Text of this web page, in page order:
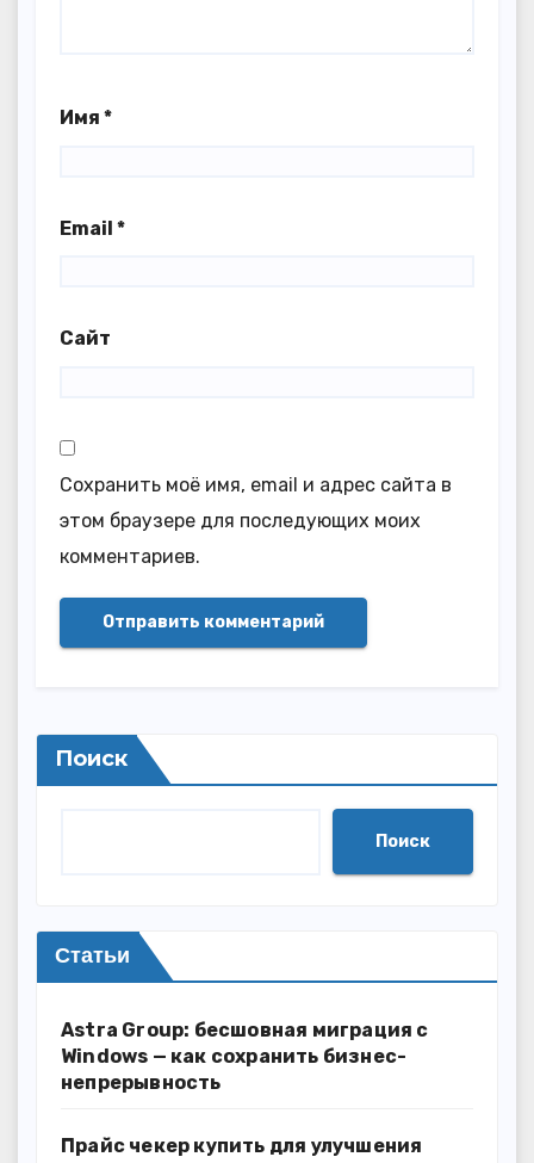
Имя *
Email *
Сайт
Сохранить моё имя, email и адрес сайта в
этом браузере для последующих моих
комментариев.
Поиск
Поиск
Статьи
Astra Group: бесшовная миграция с
Windows — как сохранить бизнес-
непрерывность
Прайс чекер купить для улучшения